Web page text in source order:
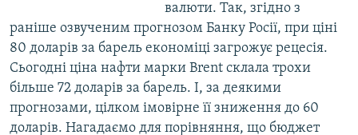
валюти. Так, згідно з
раніше озвученим прогнозом Банку Росії, при ціні
80 доларів за барель економіці загрожує рецесія.
Сьогодні ціна нафти марки Brent склала трохи
більше 72 доларів за барель. І, за деякими
прогнозами, цілком імовірне її зниження до 60
доларів. Нагадаємо для порівняння, що бюджет